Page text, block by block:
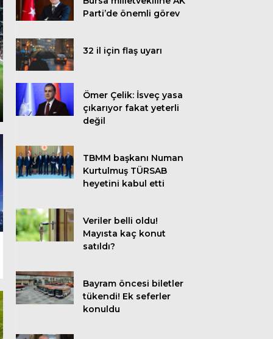
Parti’de önemli görev
32 il için flaş uyarı
Ömer Çelik: İsveç yasa
çıkarıyor fakat yeterli
değil
TBMM başkanı Numan
Kurtulmuş TÜRSAB
heyetini kabul etti
Veriler belli oldu!
Mayısta kaç konut
satıldı?
Bayram öncesi biletler
tükendi! Ek seferler
konuldu